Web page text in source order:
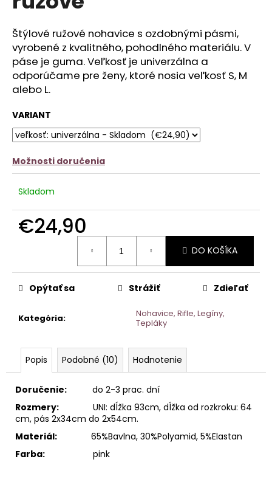
hviezdičiek.
Štýlové ružové nohavice s ozdobnými pásmi,
vyrobené z kvalitného, pohodlného materiálu. V
páse je guma.Veľkosť je univerzálna a
odporúčame pre ženy, ktoré nosia veľkosť S, M
alebo L.
VARIANT
Možnosti doručenia
Skladom
€24,90
DO KOŠÍKA
Kategória:
Nohavice, Rifle, Legíny,
Tepláky
Opýtať sa Strážiť Zdieľať
Popis Podobné (10) Hodnotenie
Doručenie: do 2-3 prac. dní
Rozmery: UNI: dĺžka 93cm, dĺžka od rozkroku: 64
cm, pás 2x34cm do 2x54cm.
Materiál:
65%Bavlna, 30%Polyamid, 5%Elastan
Farba:
pink
m
e
BIELE
TRIČKO
ICONIC
CLUB
€13,90